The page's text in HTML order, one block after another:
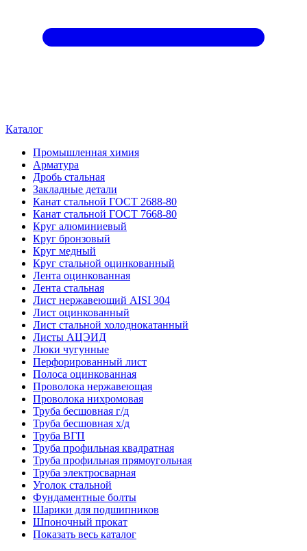
Каталог
Промышленная химия
Арматура
Дробь стальная
Закладные детали
Канат стальной ГОСТ 2688-80
Канат стальной ГОСТ 7668-80
Круг алюминиевый
Круг бронзовый
Круг медный
Круг стальной оцинкованный
Лента оцинкованная
Лента стальная
Лист нержавеющий AISI 304
Лист оцинкованный
Лист стальной холоднокатанный
Листы АЦЭИД
Люки чугунные
Перфорированный лист
Полоса оцинкованная
Проволока нержавеющая
Проволока нихромовая
Труба бесшовная г/д
Труба бесшовная х/д
Труба ВГП
Труба профильная квадратная
Труба профильная прямоугольная
Труба электросварная
Уголок стальной
Фундаментные болты
Шарики для подшипников
Шпоночный прокат
Показать весь каталог